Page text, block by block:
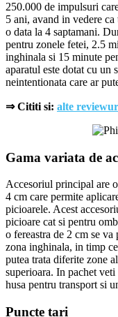
250.000 de impulsuri
5 ani, avand in vedere
o data la 4 saptamani.
pentru zonele fetei, 2.5
inghinala si 15 minute
aparatul este dotat cu un
neintentionata care ar
⇒Cititi si: alte
Gama variata de
Accesoriul principal are
4 cm care permite
picioarele. Acest
picioare cat si pentru
o fereastra de 2 cm se
zona inghinala, in timp
putea trata diferite zone
superioara. In pachet
husa pentru transport si
Puncte tari